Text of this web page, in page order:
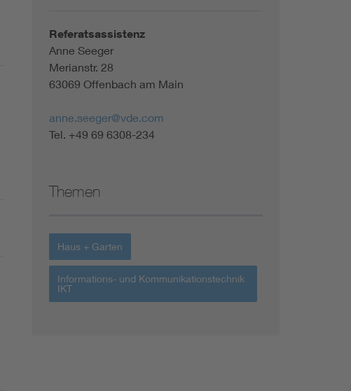
Referatsassistenz
Anne Seeger
Merianstr. 28
63069 Offenbach am Main
anne.seeger@vde.com
Tel. +49 69 6308-234
Themen
Haus + Garten
Informations- und Kommunikationstechnik
IKT